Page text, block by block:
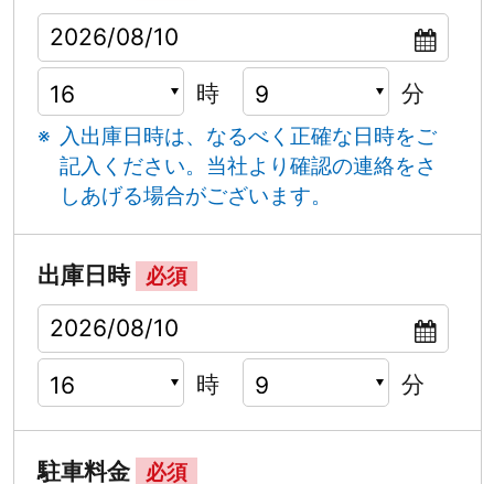
時 分
入出庫日時は、なるべく正確な日時をご
記入ください。 当社より確認の連絡をさ
しあげる場合がございます。
出庫日時 必須
時 分
駐車料金 必須